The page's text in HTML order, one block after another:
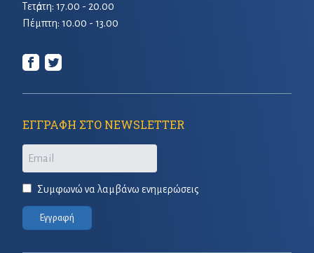
Τετἀρτη: 17.00 - 20.00
Πέμπτη: 10.00 - 13.00
ΕΓΓΡΑΦΗ ΣΤΟ NEWSLETTER
Email
Συμφωνώ να λαμβάνω ενημερώσεις
Εγγραφή